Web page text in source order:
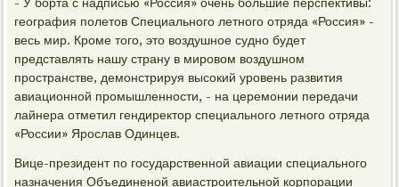
география полетов Специального летного отряда «Россия» -
весь мир. Кроме того, это воздушное судно будет
представлять нашу страну в мировом воздушном
пространстве, демонстрируя высокий уровень развития
авиационной промышленности, - на церемонии передачи
лайнера отметил гендиректор специального летного отряда
«России» Ярослав Одинцев.
Вице-президент по государственной авиации специального
назначения Объединеной авиастроительной корпорации